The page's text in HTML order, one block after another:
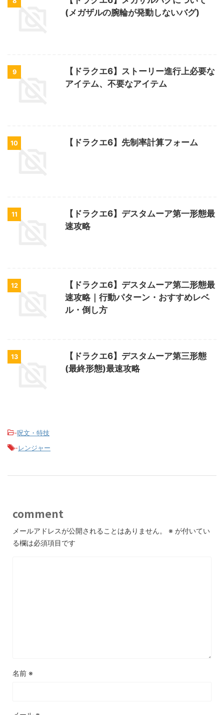
(メガザルの腕輪が発動しないバグ)
9
【ドラクエ6】ストーリー進行上必要な
アイテム、不要なアイテム
10 【ドラクエ6】先制率計算フォーム
11
【ドラクエ6】デスタムーア第一形態最
速攻略
12
【ドラクエ6】デスタムーア第二形態最
速攻略｜行動パターン・おすすめレベ
ル・倒し方
13
【ドラクエ6】デスタムーア第三形態
(最終形態)最速攻略
-呪文・特技
-レンジャー
comment
メールアドレスが公開されることはありません。 ※ が付いてい
る欄は必須項目です
名前 ※